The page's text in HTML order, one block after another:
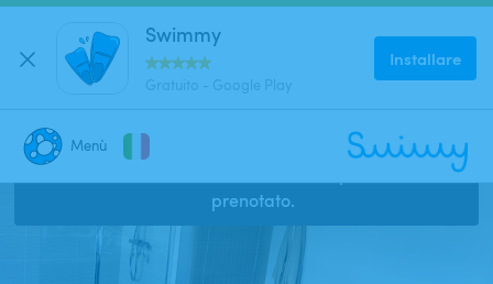
Swimmy
Installare
Menù
Dove stai cercando una piscina?
Dove?
prenotato.